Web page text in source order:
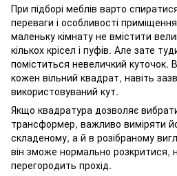
При підборі меблів варто
переваги і особливості
маленьку кімнату не вмістити
кількох крісел і пуфів. Але зате
поміститься невеличкий куточок.
кожен вільний квадрат, навіть
використовуваний кут.
Якщо квадратура дозволяє
трансформер, важливо виміряти
складеному, а й в розібраному
він зможе нормально розкритися,
перегородить прохід.